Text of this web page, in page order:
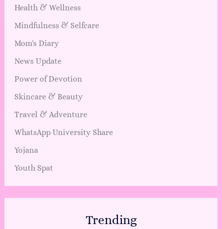
Health & Wellness
Mindfulness & Selfcare
Mom's Diary
News Update
Power of Devotion
Skincare & Beauty
Travel & Adventure
WhatsApp University Share
Yojana
Youth Spat
Trending